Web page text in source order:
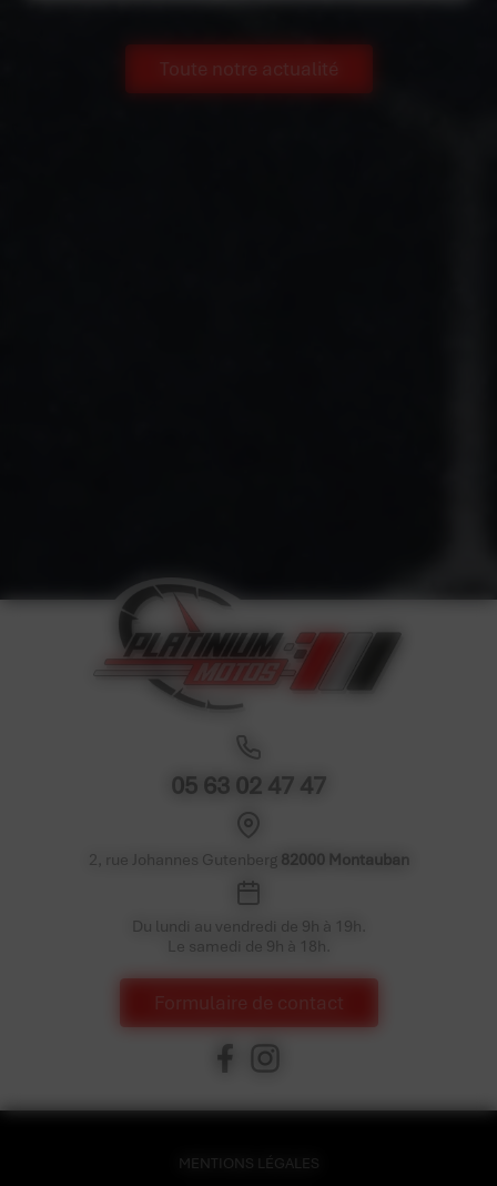
Toute notre actualité
05 63 02 47 47
2, rue Johannes Gutenberg 82000 Montauban
Du lundi au vendredi de 9h à 19h.
Le samedi de 9h à 18h.
MENTIONS LÉGALES